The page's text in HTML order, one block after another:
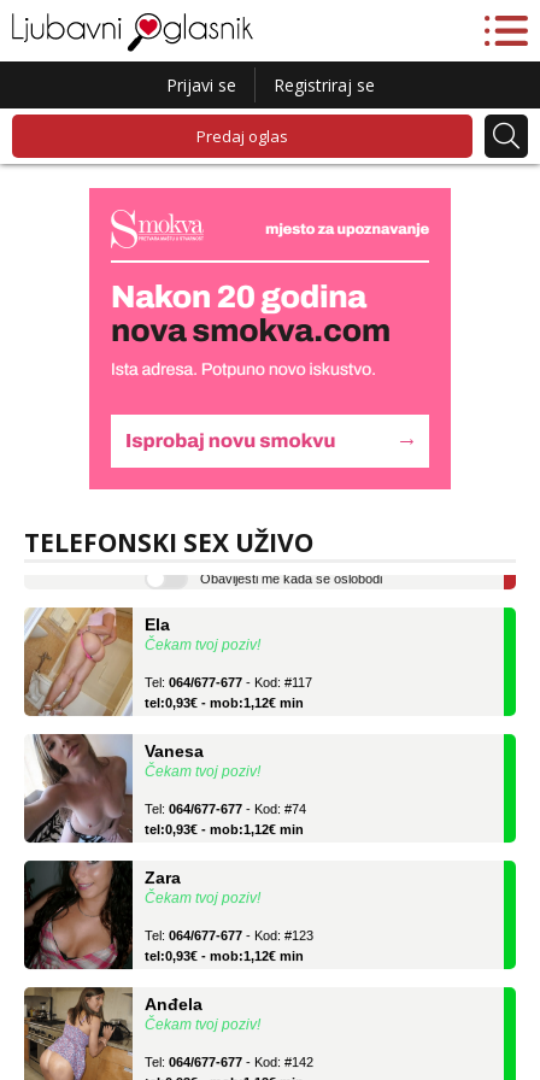
Prijavi se Registriraj se
Predaj oglas
TELEFONSKI SEX UŽIVO
tel:0,93€ - mob:1,12€ min
Čekam tvoj poziv!
tel:0,93€ - mob:1,12€ min
Čekam tvoj poziv!
tel:0,93€ - mob:1,12€ min
Čekam tvoj poziv!
tel:0,93€ - mob:1,12€ min
Čekam tvoj poziv!
tel:0,93€ - mob:1,12€ min